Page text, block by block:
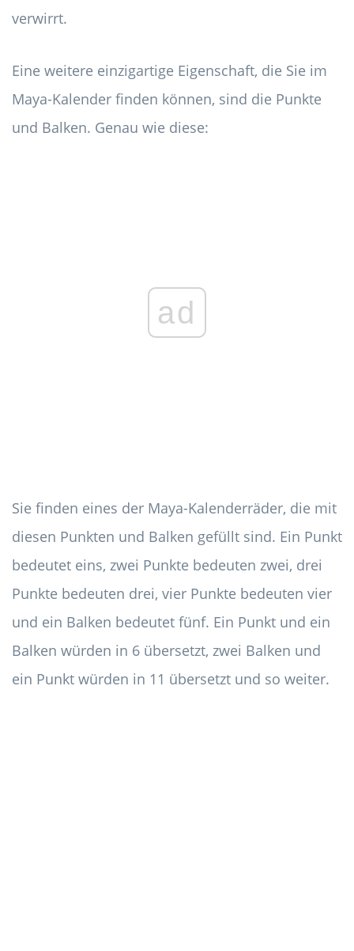
verwirrt.
Eine weitere einzigartige Eigenschaft, die Sie im
Maya-Kalender finden können, sind die Punkte
und Balken. Genau wie diese:
ad
Sie finden eines der Maya-Kalenderräder, die mit
diesen Punkten und Balken gefüllt sind. Ein Punkt
bedeutet eins, zwei Punkte bedeuten zwei, drei
Punkte bedeuten drei, vier Punkte bedeuten vier
und ein Balken bedeutet fünf. Ein Punkt und ein
Balken würden in 6 übersetzt, zwei Balken und
ein Punkt würden in 11 übersetzt und so weiter.